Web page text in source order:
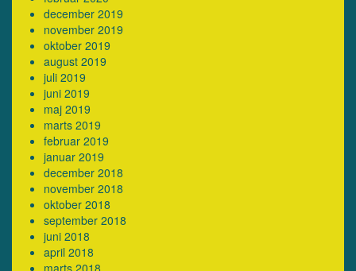
december 2019
november 2019
oktober 2019
august 2019
juli 2019
juni 2019
maj 2019
marts 2019
februar 2019
januar 2019
december 2018
november 2018
oktober 2018
september 2018
juni 2018
april 2018
marts 2018